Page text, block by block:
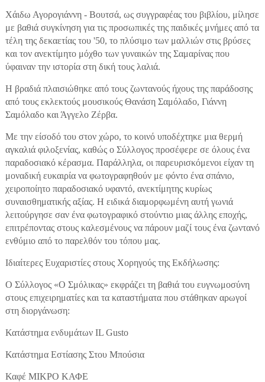
Χάιδω Αγορογιάννη - Βουτσά, ως συγγραφέας του βιβλίου, μίλησε
με βαθιά συγκίνηση για τις προσωπικές της παιδικές μνήμες από τα
τέλη της δεκαετίας του '50, το πλύσιμο των μαλλιών στις βρύσες
και τον ανεκτίμητο μόχθο των γυναικών της Σαμαρίνας που
ύφαιναν την ιστορία στη δική τους λαλιά.
Η βραδιά πλαισιώθηκε από τους ζωντανούς ήχους της παράδοσης
από τους εκλεκτούς μουσικούς Θανάση Σαμόλαδο, Γιάννη
Σαμόλαδο και Άγγελο Ζέρβα.
Με την είσοδό του στον χώρο, το κοινό υποδέχτηκε μια θερμή
αγκαλιά φιλοξενίας, καθώς ο Σύλλογος προσέφερε σε όλους ένα
παραδοσιακό κέρασμα. Παράλληλα, οι παρευρισκόμενοι είχαν τη
μοναδική ευκαιρία να φωτογραφηθούν με φόντο ένα σπάνιο,
χειροποίητο παραδοσιακό υφαντό, ανεκτίμητης κυρίως
συναισθηματικής αξίας. Η ειδικά διαμορφωμένη αυτή γωνιά
λειτούργησε σαν ένα φωτογραφικό στούντιο μιας άλλης εποχής,
επιτρέποντας στους καλεσμένους να πάρουν μαζί τους ένα ζωντανό
ενθύμιο από το παρελθόν του τόπου μας.
Ιδιαίτερες Ευχαριστίες στους Χορηγούς της Εκδήλωσης:
Ο Σύλλογος «Ο Σμόλικας» εκφράζει τη βαθιά του ευγνωμοσύνη
στους επιχειρηματίες και τα καταστήματα που στάθηκαν αρωγοί
στη διοργάνωση:
Κατάστημα ενδυμάτων IL Gusto
Κατάστημα Εστίασης Στου Μπούσια
Καφέ ΜΙΚΡΟ ΚΑΦΕ